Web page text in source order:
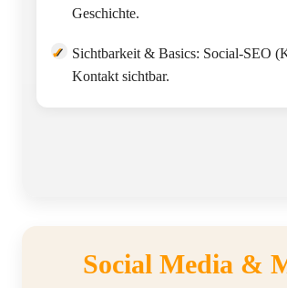
Geschichte.
✓
Sichtbarkeit & Basics: Social-SEO
Kontakt sichtbar.
Social Media &